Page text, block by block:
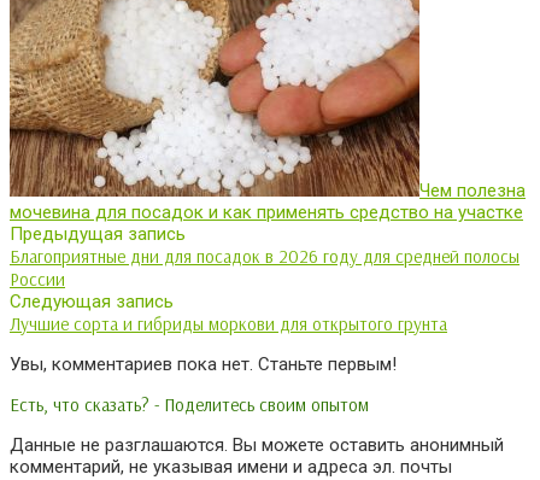
Чем полезна
мочевина для посадок и как применять средство на участке
Предыдущая запись
Благоприятные дни для посадок в 2026 году для средней полосы
России
Следующая запись
Лучшие сорта и гибриды моркови для открытого грунта
Увы, комментариев пока нет. Станьте первым!
Есть, что сказать? - Поделитесь своим опытом
Данные не разглашаются. Вы можете оставить анонимный
комментарий, не указывая имени и адреса эл. почты